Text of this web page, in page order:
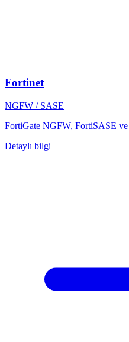
Fortinet
NGFW / SASE
FortiGate NGFW, FortiSASE
Detaylı bilgi